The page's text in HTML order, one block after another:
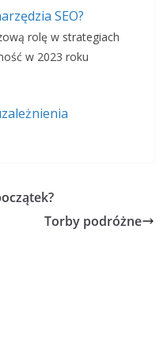
SEO?
rolę w strategiach
w 2023 roku
Torby podróżne